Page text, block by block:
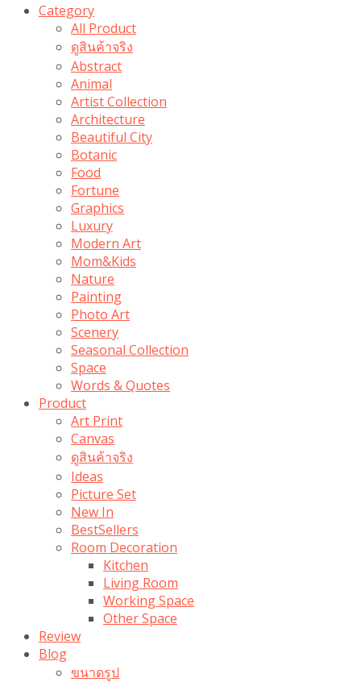
Category
All Product
ดูสินค้าจริง
Abstract
Animal
Artist Collection
Architecture
Beautiful City
Botanic
Food
Fortune
Graphics
Luxury
Modern Art
Mom&Kids
Nature
Painting
Photo Art
Scenery
Seasonal Collection
Space
Words & Quotes
Product
Art Print
Canvas
ดูสินค้าจริง
Ideas
Picture Set
New In
BestSellers
Room Decoration
Kitchen
Living Room
Working Space
Other Space
Review
Blog
ขนาดรูป